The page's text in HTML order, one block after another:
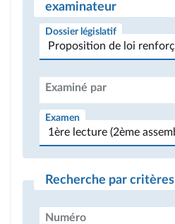
examinateur
Dossier législatif
Examiné par
Examen
Recherche par critères
Numéro